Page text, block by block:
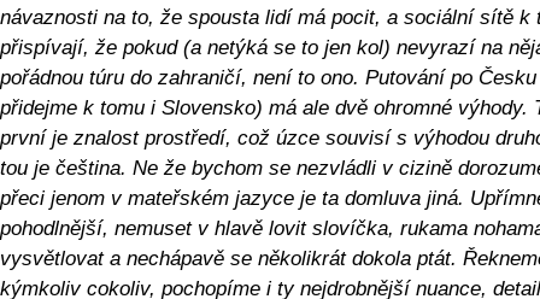
návaznosti na to, že spousta lidí má pocit, a sociální sítě k
přispívají, že pokud (a netýká se to jen kol) nevyrazí na
pořádnou túru do zahraničí, není to ono. Putování po
přidejme k tomu i Slovensko) má ale dvě ohromné výhody.
první je znalost prostředí, což úzce souvisí s výhodou
tou je čeština. Ne že bychom se nezvládli v cizině
přeci jenom v mateřském jazyce je ta domluva jiná.
pohodlnější, nemuset v hlavě lovit slovíčka, rukama
vysvětlovat a nechápavě se několikrát dokola ptát.
kýmkoliv cokoliv, pochopíme i ty nejdrobnější nuance,